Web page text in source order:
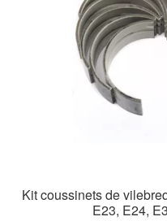
Kit coussinets de
E23, E24,